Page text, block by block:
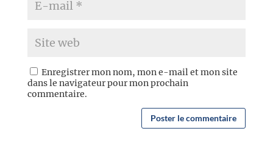
Enregistrer mon nom, mon e-mail et mon site
dans le navigateur pour mon prochain
commentaire.